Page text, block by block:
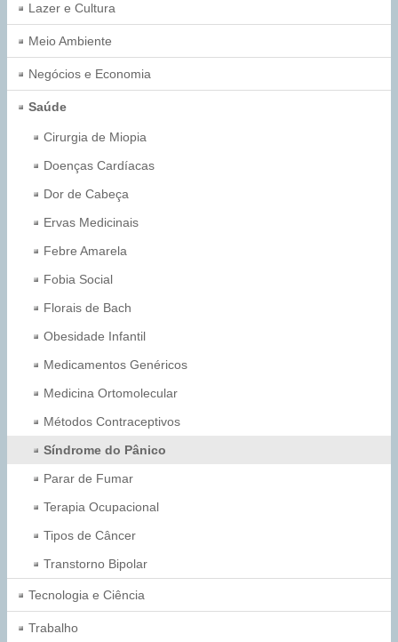
Lazer e Cultura
Meio Ambiente
Negócios e Economia
Saúde
Cirurgia de Miopia
Doenças Cardíacas
Dor de Cabeça
Ervas Medicinais
Febre Amarela
Fobia Social
Florais de Bach
Obesidade Infantil
Medicamentos Genéricos
Medicina Ortomolecular
Métodos Contraceptivos
Síndrome do Pânico
Parar de Fumar
Terapia Ocupacional
Tipos de Câncer
Transtorno Bipolar
Tecnologia e Ciência
Trabalho